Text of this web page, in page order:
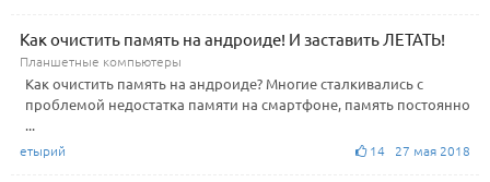
Как очистить память на андроиде! И заставить ЛЕТАТЬ!
Планшетные компьютеры
Как очистить память на андроиде? Многие сталкивались с
проблемой недостатка памяти на смартфоне, память постоянно
...
етырий 14 27 мая 2018